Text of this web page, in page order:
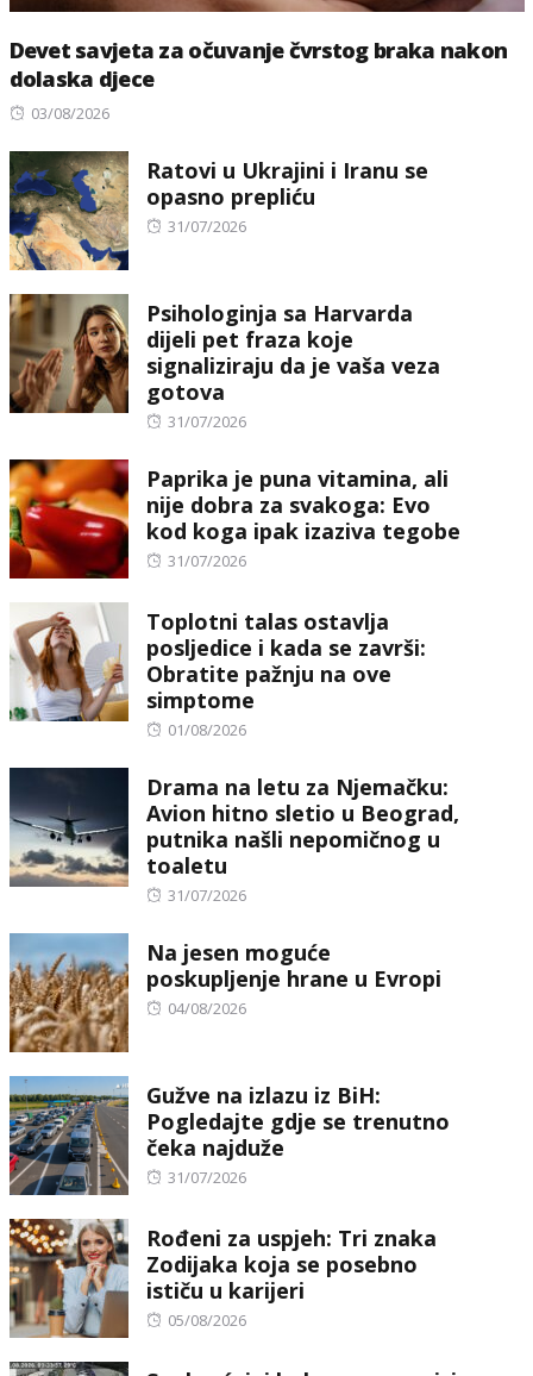
Devet savjeta za očuvanje čvrstog braka nakon
dolaska djece
Posted
03/08/2026
Ratovi u Ukrajini i Iranu se
opasno prepliću
Posted
31/07/2026
Psihologinja sa Harvarda
dijeli pet fraza koje
signaliziraju da je vaša veza
gotova
Posted
31/07/2026
Paprika je puna vitamina, ali
nije dobra za svakoga: Evo
kod koga ipak izaziva tegobe
Posted
31/07/2026
Toplotni talas ostavlja
posljedice i kada se završi:
Obratite pažnju na ove
simptome
Posted
01/08/2026
Drama na letu za Njemačku:
Avion hitno sletio u Beograd,
putnika našli nepomičnog u
toaletu
Posted
31/07/2026
Na jesen moguće
poskupljenje hrane u Evropi
Posted
04/08/2026
Gužve na izlazu iz BiH:
Pogledajte gdje se trenutno
čeka najduže
Posted
31/07/2026
Rođeni za uspjeh: Tri znaka
Zodijaka koja se posebno
ističu u karijeri
Posted
05/08/2026